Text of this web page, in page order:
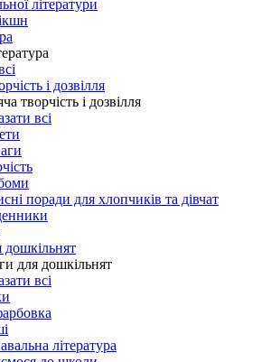
літератури
і дозвілля
творчість і дозвілля
всі
поради для хлопчиків та дівчат
для дошкільнят
всі
література